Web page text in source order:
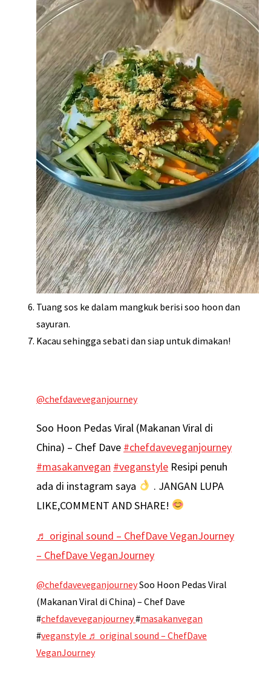
Tuang sos ke dalam mangkuk berisi soo hoon dan
sayuran.
Kacau sehingga sebati dan siap untuk dimakan!
@chefdaveveganjourney
Soo Hoon Pedas Viral (Makanan Viral di
China) – Chef Dave #chefdaveveganjourney
#masakanvegan #veganstyle Resipi penuh
ada di instagram saya
. JANGAN LUPA
LIKE,COMMENT AND SHARE!
♬ original sound – ChefDave VeganJourney
– ChefDave VeganJourney
@chefdaveveganjourneySoo Hoon Pedas Viral
(Makanan Viral di China) – Chef Dave
#chefdaveveganjourney#masakanvegan
#veganstyle ♬ original sound – ChefDave
VeganJourney